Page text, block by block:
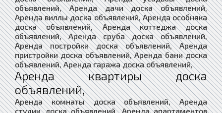
объявлений, Аренда дачи доска объявлений,
Аренда виллы доска объявлений, Аренда особняка
доска объявлений, Аренда коттеджа доска
объявлений, Аренда сруба доска объявлений,
Аренда постройки доска объявлений, Аренда
пристройки доска объявлений, Аренда бани доска
объявлений, Аренда гаража доска объявлений,
Аренда квартиры доска
объявлений,
Аренда комнаты доска объявлений, Аренда
студии доска объявлений, Аренда апартаментов